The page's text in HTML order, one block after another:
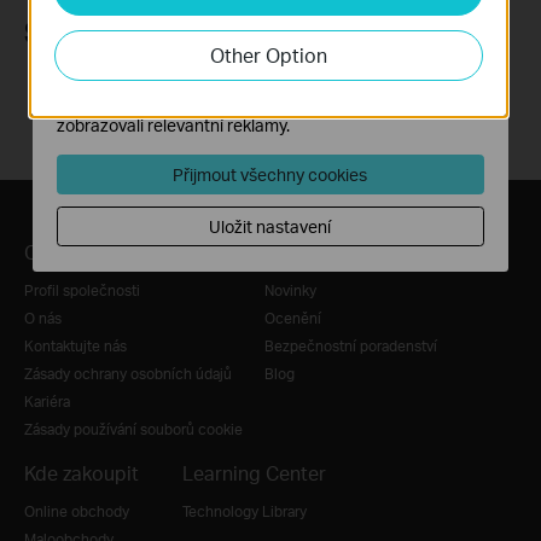
Sledujte nás
O nás
Profil společnosti
O nás
Kontaktujte nás
Zásady ochrany osobních údajů
Kariéra
Zásady používání souborů cookie
Tiskové zprávy
Novinky
Ocenění
Bezpečnostní poradenství
Blog
Kde zakoupit
Online obchody
Learning Center
Technology Library
Other Option
aktivity na našich webových stránkách za účelem
zlepšení a přizpůsobení jejich funkčnosti.
Marketingové soubory cookie mohou prostřednictvím
zobrazovali relevantní reklamy.
Přijmout všechny cookies
Uložit nastavení